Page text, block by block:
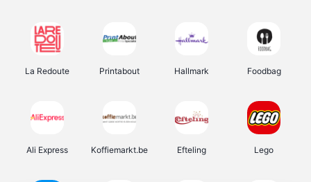
La Redoute Printabout Hallmark Foodbag
Ali Express Koffiemarkt.be Efteling Lego